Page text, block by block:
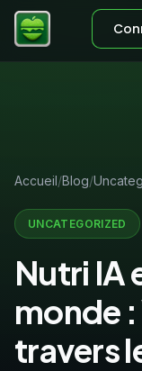
Accueil Blog
UNCATEGORIZED
Nutri IA
monde :
travers